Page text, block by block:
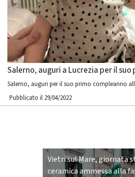
Salerno, auguri a Lucrezia per il
Salerno, auguri per il suo primo compleanno
Pubblicato il 29/04/2022
Vietri sul Mare, giornata
ceramica ammessa alla